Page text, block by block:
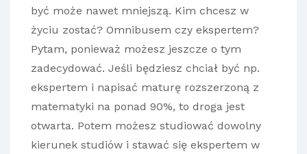
być może nawet mniejszą. Kim chcesz w
życiu zostać? Omnibusem czy ekspertem?
Pytam, ponieważ możesz jeszcze o tym
zadecydować. Jeśli będziesz chciał być np.
ekspertem i napisać maturę rozszerzoną z
matematyki na ponad 90%, to droga jest
otwarta. Potem możesz studiować dowolny
kierunek studiów i stawać się ekspertem w